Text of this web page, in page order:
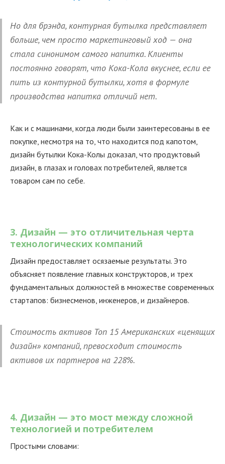
Но для брэнда, контурная бутылка представляет
больше, чем просто маркетинговый ход — она
стала синонимом самого напитка. Клиенты
постоянно говорят, что Кока-Кола вкуснее, если ее
пить из контурной бутылки, хотя в формуле
производства напитка отличий нет.
Как и с машинами, когда люди были заинтересованы в ее
покупке, несмотря на то, что находится под капотом,
дизайн бутылки Кока-Колы доказал, что продуктовый
дизайн, в глазах и головах потребителей, является
товаром сам по себе.
3. Дизайн — это отличительная черта
технологических компаний
Дизайн предоставляет осязаемые результаты. Это
объясняет появление главных конструкторов, и трех
фундаментальных должностей в множестве современных
стартапов: бизнесменов, инженеров, и дизайнеров.
Стоимость активов Топ 15 Американских «ценящих
дизайн» компаний, превосходит стоимость
активов их партнеров на 228%.
4. Дизайн — это мост между сложной
технологией и потребителем
Простыми словами: